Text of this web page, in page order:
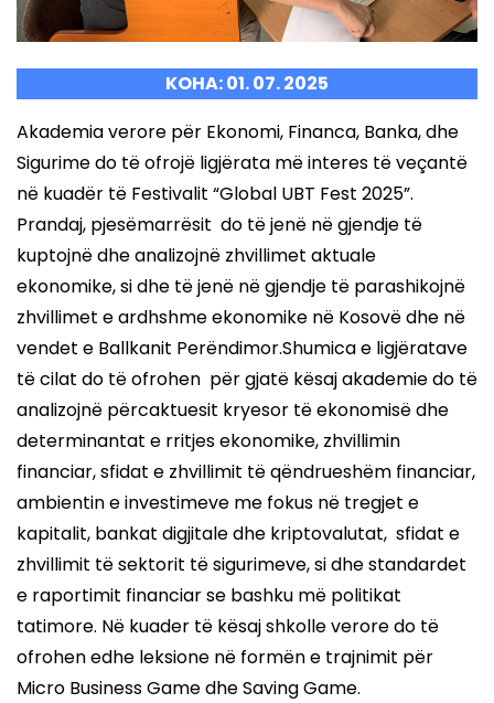
KOHA: 01. 07. 2025
Akademia verore për Ekonomi, Financa, Banka, dhe
Sigurime do të ofrojë ligjërata më interes të veçantë
në kuadër të Festivalit “Global UBT Fest 2025”.
Prandaj, pjesëmarrësit do të jenë në gjendje të
kuptojnë dhe analizojnë zhvillimet aktuale
ekonomike, si dhe të jenë në gjendje të parashikojnë
zhvillimet e ardhshme ekonomike në Kosovë dhe në
vendet e Ballkanit Perëndimor.Shumica e ligjëratave
të cilat do të ofrohen për gjatë kësaj akademie do të
analizojnë përcaktuesit kryesor të ekonomisë dhe
determinantat e rritjes ekonomike, zhvillimin
financiar, sfidat e zhvillimit të qëndrueshëm financiar,
ambientin e investimeve me fokus në tregjet e
kapitalit, bankat digjitale dhe kriptovalutat, sfidat e
zhvillimit të sektorit të sigurimeve, si dhe standardet
e raportimit financiar se bashku më politikat
tatimore. Në kuader të kësaj shkolle verore do të
ofrohen edhe leksione në formën e trajnimit për
Micro Business Game dhe Saving Game.